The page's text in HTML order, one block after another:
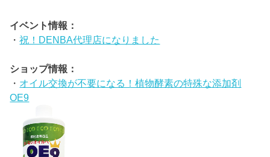
イベント情報：
・祝！DENBA代理店になりました
ショップ情報：
・ オイル交換が不要になる！植物酵素の特殊な添加剤
OE9